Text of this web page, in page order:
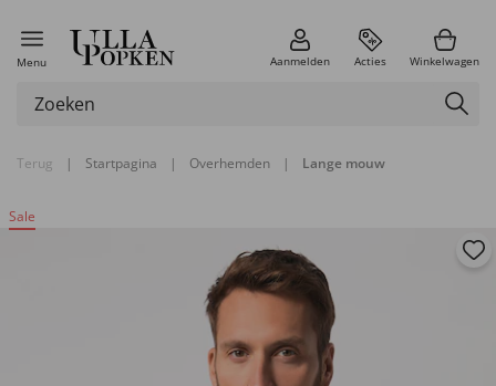
Menu Aanmelden Acties Winkelwagen
Terug | Startpagina | Overhemden | Lange mouw
Sale